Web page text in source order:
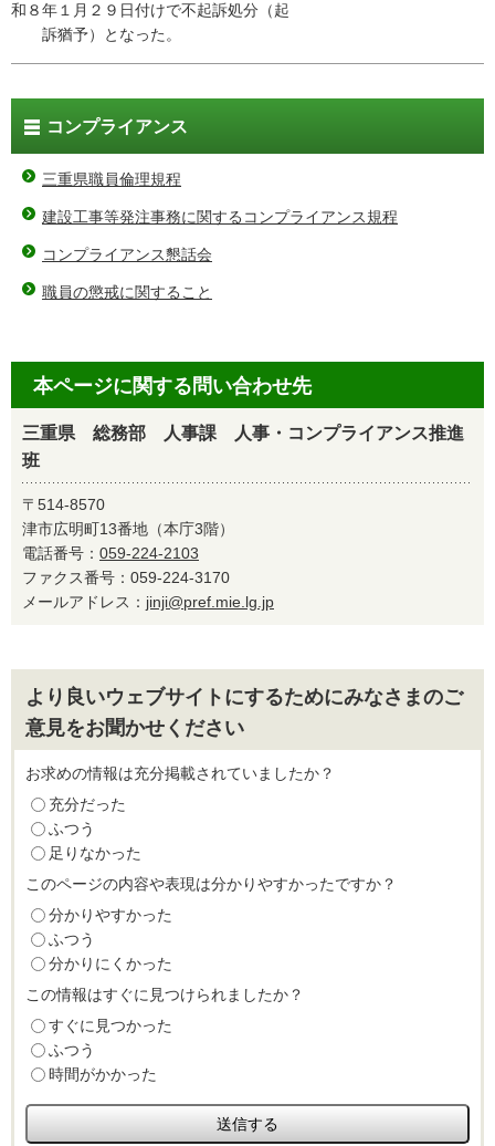
和８年１月２９日付けで不起訴処分（起
訴猶予）となった。
コンプライアンス
三重県職員倫理規程
建設工事等発注事務に関するコンプライアンス規程
コンプライアンス懇話会
職員の懲戒に関すること
本ページに関する問い合わせ先
三重県 総務部 人事課 人事・コンプライアンス推進
班
〒514-8570
津市広明町13番地（本庁3階）
電話番号： 059-224-2103
ファクス番号：059-224-3170
メールアドレス： jinji@pref.mie.lg.jp
より良いウェブサイトにするためにみなさまのご
意見をお聞かせください
お求めの情報は充分掲載されていましたか？
充分だった
ふつう
足りなかった
このページの内容や表現は分かりやすかったですか？
分かりやすかった
ふつう
分かりにくかった
この情報はすぐに見つけられましたか？
すぐに見つかった
ふつう
時間がかかった